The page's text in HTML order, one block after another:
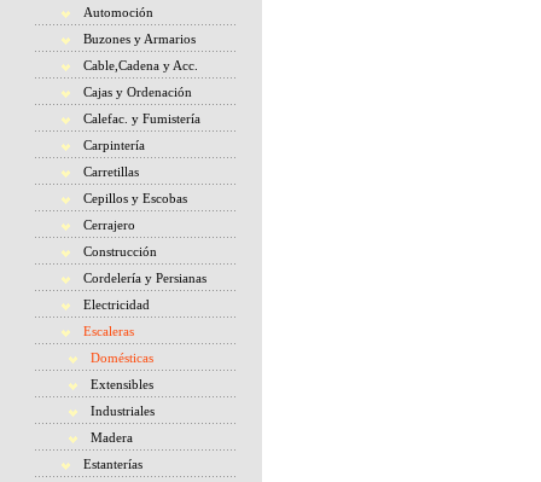
Automoción
Buzones y Armarios
Cable,Cadena y Acc.
Cajas y Ordenación
Calefac. y Fumistería
Carpintería
Carretillas
Cepillos y Escobas
Cerrajero
Construcción
Cordelería y Persianas
Electricidad
Escaleras
Domésticas
Extensibles
Industriales
Madera
Estanterías